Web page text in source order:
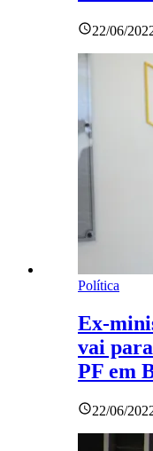
22/06/
Política
Ex-
vai
PF em
22/06/